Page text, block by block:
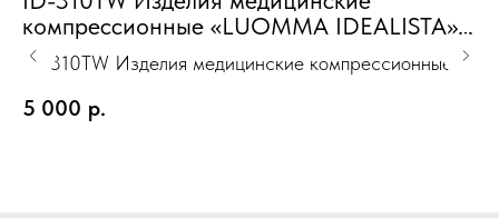
компрессионные «LUOMMA IDEALISTA»
чулки карамель S(II) 2 класс Норм.
открытый носок
ID-310TW Изделия медицинские компрессионные
Норм. открытый носок
5 000 р.